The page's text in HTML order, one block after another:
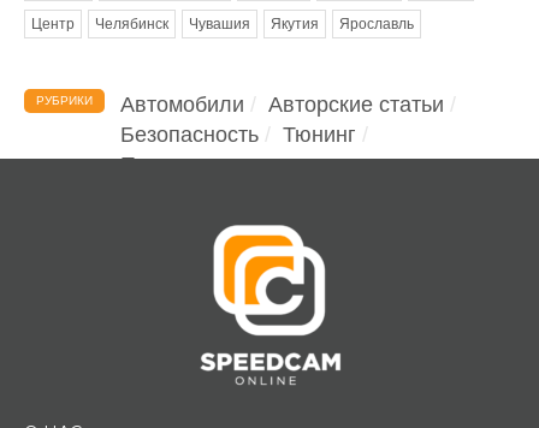
Центр Челябинск Чувашия Якутия Ярославль
РУБРИКИ Автомобили
Авторские статьи
Безопасность
Тюнинг
Помощь водителю